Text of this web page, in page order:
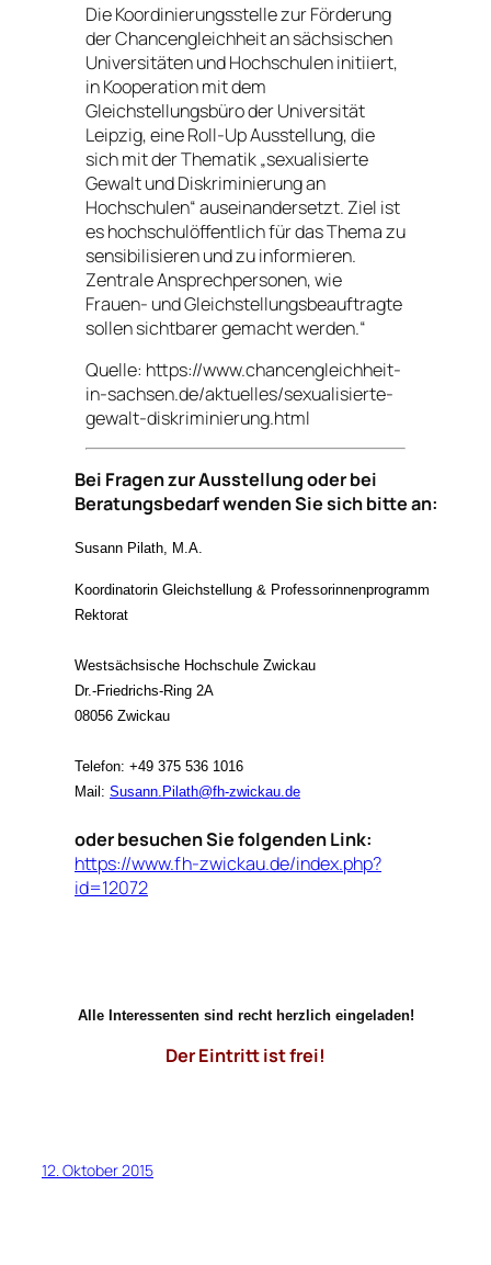
Die Koordinierungsstelle zur Förderung
der Chancengleichheit an sächsischen
Universitäten und Hochschulen initiiert,
in Kooperation mit dem
Gleichstellungsbüro der Universität
Leipzig, eine Roll-Up Ausstellung, die
sich mit der Thematik „sexualisierte
Gewalt und Diskriminierung an
Hochschulen“ auseinandersetzt. Ziel ist
es hochschulöffentlich für das Thema zu
sensibilisieren und zu informieren.
Zentrale Ansprechpersonen, wie
Frauen- und Gleichstellungsbeauftragte
sollen sichtbarer gemacht werden.“
Quelle: https://www.chancengleichheit-
in-sachsen.de/aktuelles/sexualisierte-
gewalt-diskriminierung.html
Bei Fragen zur Ausstellung oder bei
Beratungsbedarf wenden Sie sich bitte an:
Susann Pilath, M.A.
Koordinatorin Gleichstellung & Professorinnenprogramm
Rektorat
Westsächsische Hochschule Zwickau
Dr.-Friedrichs-Ring 2A
08056 Zwickau
Telefon: +49 375 536 1016
Mail: Susann.Pilath@fh-zwickau.de
oder besuchen Sie folgenden Link:
https://www.fh-zwickau.de/index.php?
id=12072
Alle Interessenten sind recht herzlich eingeladen!
Der Eintritt ist frei!
12. Oktober 2015